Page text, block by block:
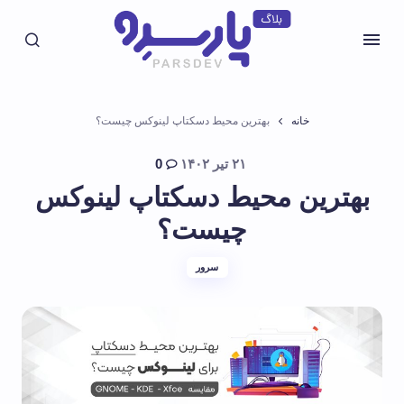
خانه بهترین محیط دسکتاپ لینوکس چیست؟
۲۱ تیر ۱۴۰۲ 0
بهترین محیط دسکتاپ لینوکس
چیست؟
سرور